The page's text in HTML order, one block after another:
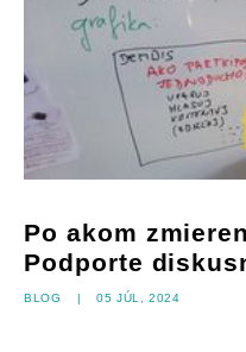
Po akom
Podporte
Blog | 05 júl, 2024